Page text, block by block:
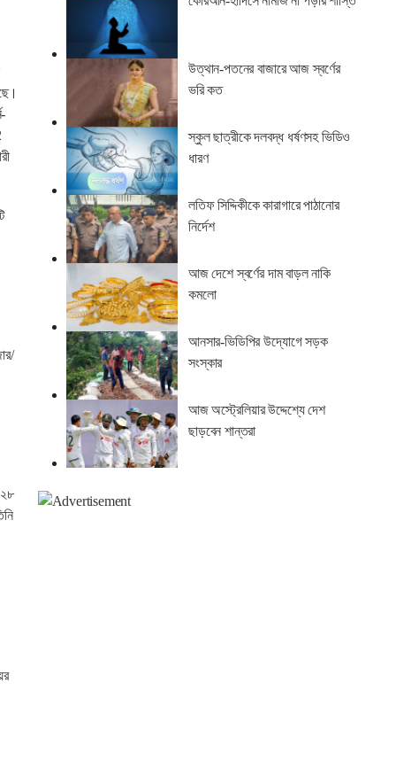
উত্থান-পতনের বাজারে আজ স্বর্ণের
ভরি কত
স্কুল ছাত্রীকে দলবদ্ধ ধর্ষণসহ ভিডিও
ধারণ
লতিফ সিদ্দিকীকে কারাগারে পাঠানোর
নির্দেশ
আজ দেশে স্বর্ণের দাম বাড়ল নাকি
কমলো
আনসার-ভিডিপির উদ্যোগে সড়ক
সংস্কার
আজ অস্ট্রেলিয়ার উদ্দেশ্যে দেশ
ছাড়বেন শান্তরা